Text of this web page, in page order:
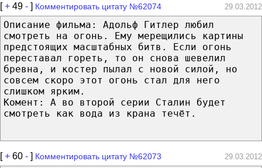
[+ 49 - ] Комментировать цитату №62074 29.03.2012
Описание фильма: Адольф Гитлер любил
смотреть на огонь. Ему мерещились картины
предстоящих масштабных битв. Если огонь
переставал гореть, то он снова шевелил
бревна, и костер пылал с новой силой, но
совсем скоро этот огонь стал для него
слишком ярким.
Комент: А во второй серии Сталин будет
смотреть как вода из крана течёт.
[+ 60 - ] Комментировать цитату №62073 29.03.2012